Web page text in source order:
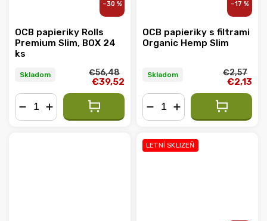
–30 %
OCB papieriky Rolls
Premium Slim, BOX 24
ks
Skladom €56,48
€39,52
–17 %
OCB papieriky s filtrami
Organic Hemp Slim
Skladom €2,57
€2,13
LETNÍ SKLIZEŇ